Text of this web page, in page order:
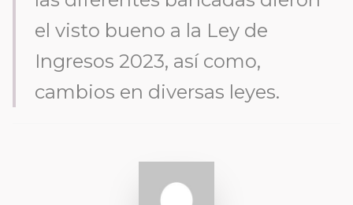
el visto bueno a la Ley de
Ingresos 2023, así como,
cambios en diversas leyes.